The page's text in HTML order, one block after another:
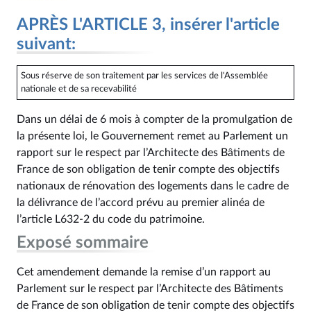
APRÈS L'ARTICLE 3, insérer l'article
suivant:
Sous réserve de son traitement par les services de l'Assemblée
nationale et de sa recevabilité
Dans un délai de 6 mois à compter de la promulgation de
la présente loi, le Gouvernement remet au Parlement un
rapport sur le respect par l’Architecte des Bâtiments de
France de son obligation de tenir compte des objectifs
nationaux de rénovation des logements dans le cadre de
la délivrance de l’accord prévu au premier alinéa de
l’article L632‑2 du code du patrimoine.
Exposé sommaire
Cet amendement demande la remise d’un rapport au
Parlement sur le respect par l’Architecte des Bâtiments
de France de son obligation de tenir compte des objectifs